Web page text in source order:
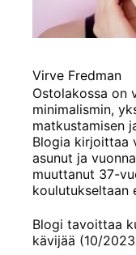
Virve Fredman
Ostolakossa on
minimalismin,
matkustamisen
Blogia kirjoittaa
asunut ja
muuttanut 37-
koulutukseltaan
Blogi tavoittaa
kävijää (10/